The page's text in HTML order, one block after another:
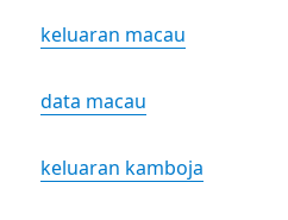
keluaran macau
data macau
keluaran kamboja